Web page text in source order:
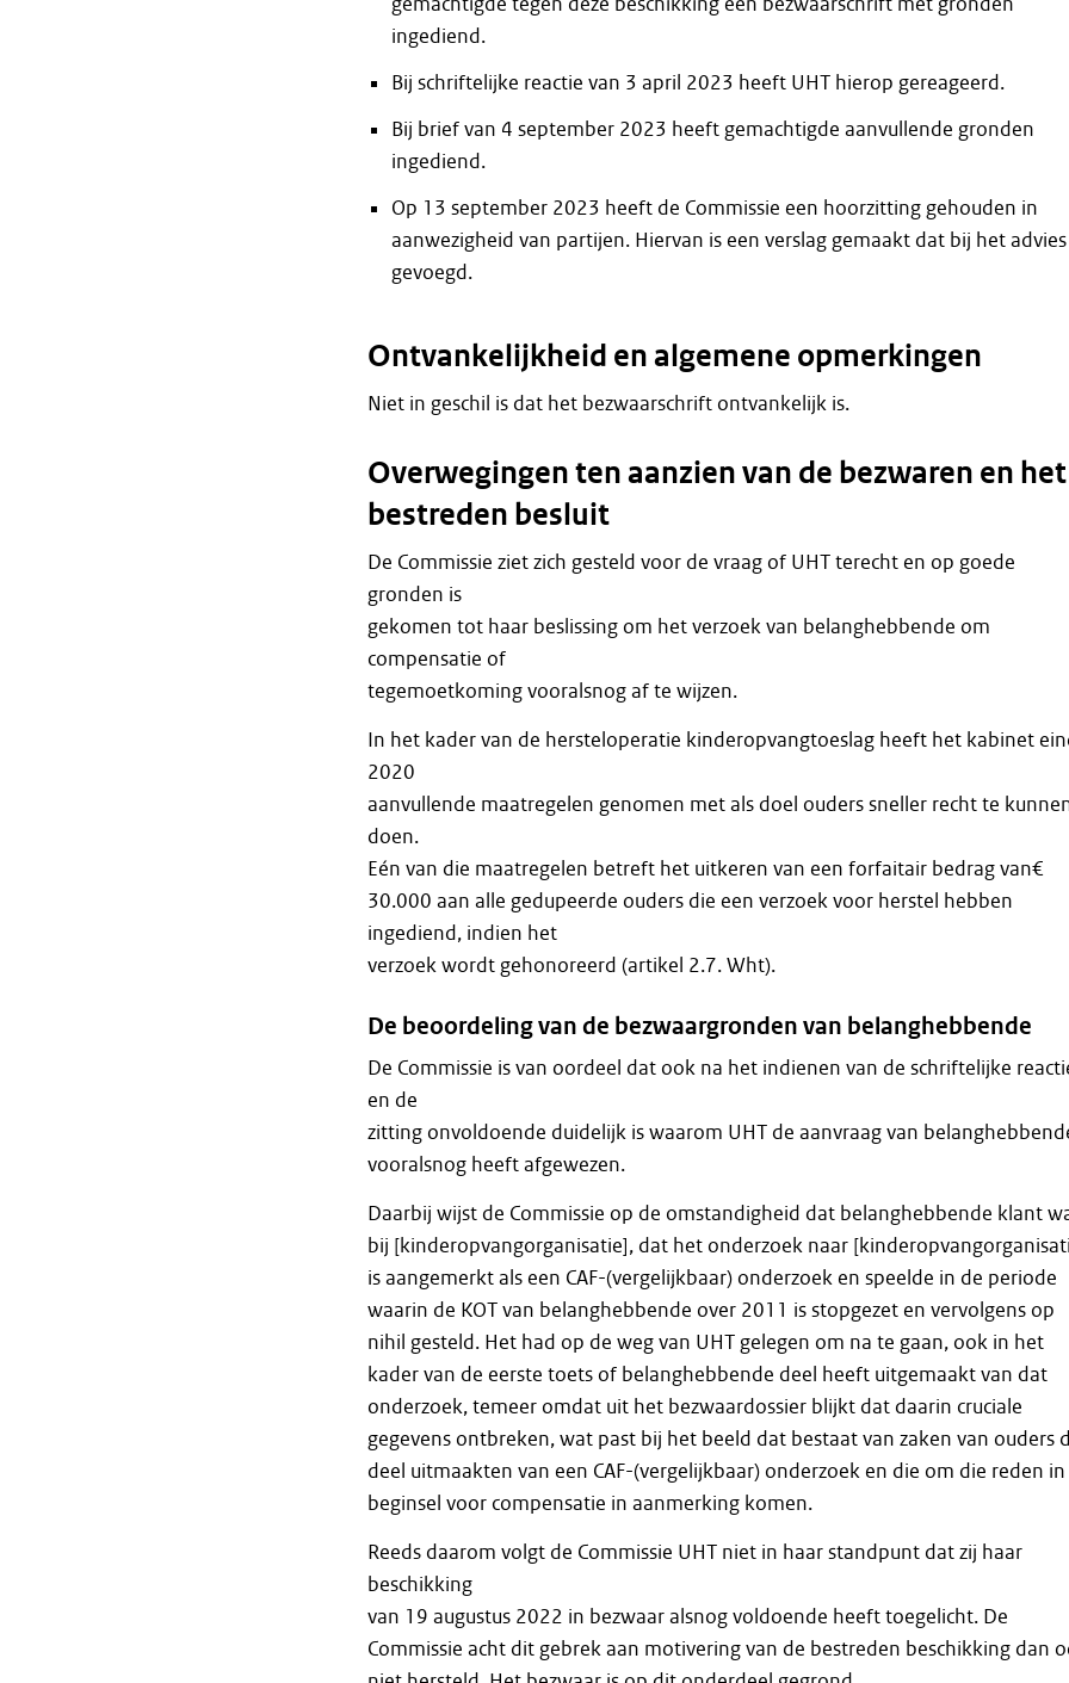
ingediend.
Bij schriftelijke reactie van 3 april 2023 heeft UHT hierop gereageerd.
Bij brief van 4 september 2023 heeft gemachtigde aanvullende gronden
ingediend.
Op 13 september 2023 heeft de Commissie een hoorzitting gehouden in
aanwezigheid van partijen. Hiervan is een verslag gemaakt dat bij het advies
gevoegd.
Ontvankelijkheid en algemene opmerkingen
Niet in geschil is dat het bezwaarschrift ontvankelijk is.
Overwegingen ten aanzien van de bezwaren en het
bestreden besluit
De Commissie ziet zich gesteld voor de vraag of UHT terecht en op goede
gronden is
gekomen tot haar beslissing om het verzoek van belanghebbende om
compensatie of
tegemoetkoming vooralsnog af te wijzen.
In het kader van de hersteloperatie kinderopvangtoeslag heeft het kabinet
2020
aanvullende maatregelen genomen met als doel ouders sneller recht te
doen.
Eén van die maatregelen betreft het uitkeren van een forfaitair bedrag van€
30.000 aan alle gedupeerde ouders die een verzoek voor herstel hebben
ingediend, indien het
verzoek wordt gehonoreerd (artikel 2.7. Wht).
De beoordeling van de bezwaargronden van belanghebbende
De Commissie is van oordeel dat ook na het indienen van de schriftelijke
en de
zitting onvoldoende duidelijk is waarom UHT de aanvraag van
vooralsnog heeft afgewezen.
Daarbij wijst de Commissie op de omstandigheid dat belanghebbende klant
bij [kinderopvangorganisatie], dat het onderzoek naar
is aangemerkt als een CAF-(vergelijkbaar) onderzoek en speelde in de periode
waarin de KOT van belanghebbende over 2011 is stopgezet en vervolgens op
nihil gesteld. Het had op de weg van UHT gelegen om na te gaan, ook in het
kader van de eerste toets of belanghebbende deel heeft uitgemaakt van dat
onderzoek, temeer omdat uit het bezwaardossier blijkt dat daarin cruciale
gegevens ontbreken, wat past bij het beeld dat bestaat van zaken van ouders
deel uitmaakten van een CAF-(vergelijkbaar) onderzoek en die om die reden in
beginsel voor compensatie in aanmerking komen.
Reeds daarom volgt de Commissie UHT niet in haar standpunt dat zij haar
beschikking
van 19 augustus 2022 in bezwaar alsnog voldoende heeft toegelicht. De
Commissie acht dit gebrek aan motivering van de bestreden beschikking dan